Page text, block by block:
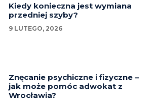
Kiedy konieczna jest wymiana
przedniej szyby?
9 LUTEGO, 2026
Znęcanie psychiczne i fizyczne –
jak może pomóc adwokat z
Wrocławia?